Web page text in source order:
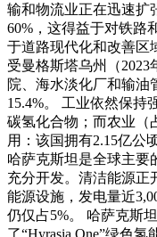
输和物流业正在迅速扩
60%，这得益于对铁路
于道路现代化和改善区
受曼格斯塔乌州（
院、海水淡化厂和输油
15.4%。 工业依然保持
碳氢化合物；而农业（
用：该国拥有2.15亿公
哈萨克斯坦是全球主要
充分开发。清洁能源正
能源设施，发电量近
仍仅占5%。 哈萨克斯
了“Hyrasia One”绿色